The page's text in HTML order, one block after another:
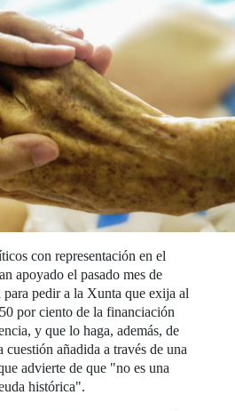
con representación en el
apoyado el pasado mes de
pedir a la Xunta que exija al
por ciento de la financiación
y que lo haga, además, de
añadida a través de una
advierte de que "no es una
histórica".